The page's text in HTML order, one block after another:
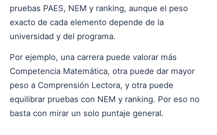
pruebas PAES, NEM y ranking, aunque el peso
exacto de cada elemento depende de la
universidad y del programa.
Por ejemplo, una carrera puede valorar más
Competencia Matemática, otra puede dar mayor
peso a Comprensión Lectora, y otra puede
equilibrar pruebas con NEM y ranking. Por eso no
basta con mirar un solo puntaje general.